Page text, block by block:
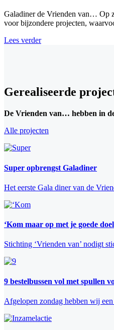
Galadiner de Vrienden van… Op
voor bijzondere projecten,
Lees verder
Gerealiseerde
De Vrienden van… hebben in
Alle projecten
Super opbrengst Galadiner
Het eerste Gala diner van de
‘Kom maar op met je goede
Stichting ‘Vrienden van’ nodigt
9 bestelbussen vol met spullen
Afgelopen zondag hebben wij